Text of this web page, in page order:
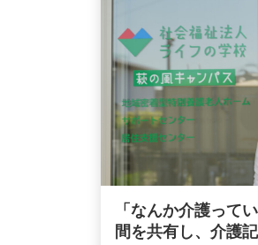
「なんか介護って
間を共有し、介護